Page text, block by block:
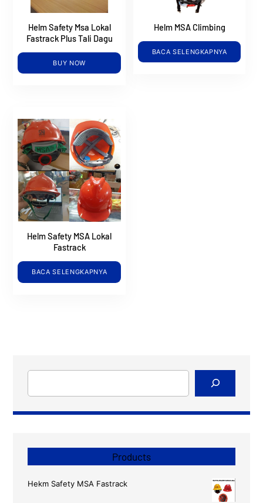
Helm Safety Msa Lokal
Fastrack Plus Tali Dagu
BUY NOW
Helm MSA Climbing
BACA SELENGKAPNYA
Helm Safety MSA Lokal
Fastrack
BACA SELENGKAPNYA
Cari
Products
Hekm Safety MSA Fastrack